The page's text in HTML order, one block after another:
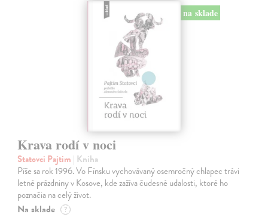
na sklade
Krava rodí v noci
Statovci Pajtim | Kniha
Píše sa rok 1996. Vo Fínsku vychovávaný osemročný chlapec trávi
letné prázdniny v Kosove, kde zažíva čudesné udalosti, ktoré ho
poznačia na celý život.
Na sklade ?